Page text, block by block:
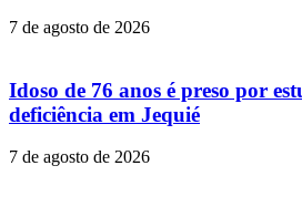
7 de agosto de 2026
Idoso de 76 anos é preso por
deficiência em Jequié
7 de agosto de 2026